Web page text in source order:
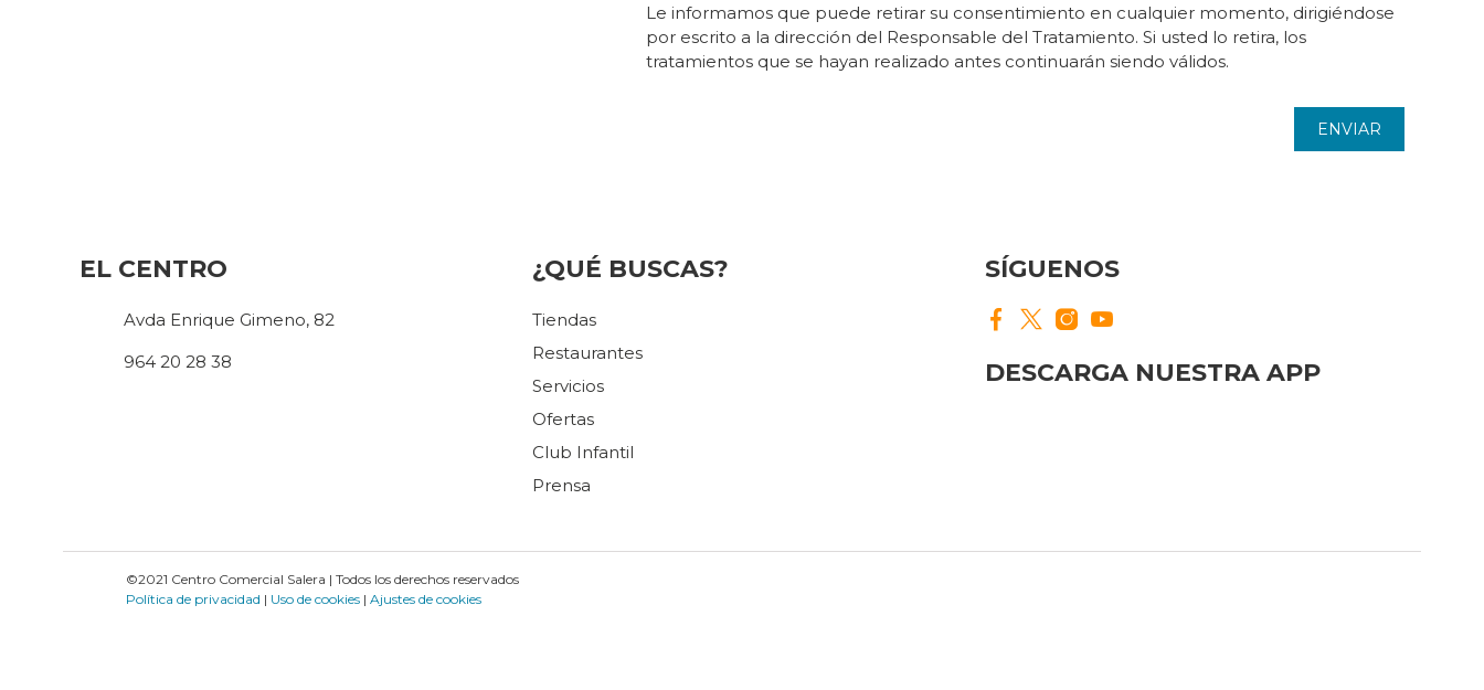
Le informamos que puede retirar su consentimiento en cualquier momento, dirigiéndose
por escrito a la dirección del Responsable del Tratamiento. Si usted lo retira, los
tratamientos que se hayan realizado antes continuarán siendo válidos.
ENVIAR
EL CENTRO
Avda Enrique Gimeno, 82
964 20 28 38
¿QUÉ BUSCAS?
Tiendas
Restaurantes
Servicios
Ofertas
Club Infantil
Prensa
SÍGUENOS
DESCARGA NUESTRA APP
©2021 Centro Comercial Salera | Todos los derechos reservados
Política de privacidad | Uso de cookies | Ajustes de cookies